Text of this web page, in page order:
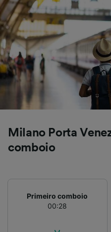
Milano Porta
comboio
Primeiro comboio
00:28
Nós e nossos
dados para fornecer:
Usar dados exatos de
Verificar ativamente as
dispositivo para
acessar informações
Publicidade e
medição de
de público e
Lista de parceiros